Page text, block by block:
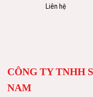
Liên hệ
CÔNG TY TNHH
NAM